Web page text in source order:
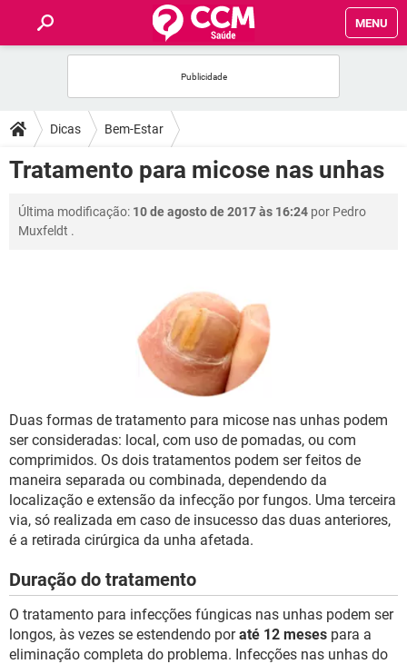
MENU
FÓRUM
SAÚDE
FAMÍLIA
Dicas Bem-Estar
Tratamento para micose nas unhas
Última modificação: 10 de agosto de 2017 às 16:24 por Pedro
Muxfeldt .
Duas formas de tratamento para micose nas unhas podem
ser consideradas: local, com uso de pomadas, ou com
comprimidos. Os dois tratamentos podem ser feitos de
maneira separada ou combinada, dependendo da
localização e extensão da infecção por fungos. Uma terceira
via, só realizada em caso de insucesso das duas anteriores,
é a retirada cirúrgica da unha afetada.
Duração do tratamento
O tratamento para infecções fúngicas nas unhas podem ser
longos, às vezes se estendendo poraté 12 meses para a
eliminação completa do problema. Infecções nas unhas do